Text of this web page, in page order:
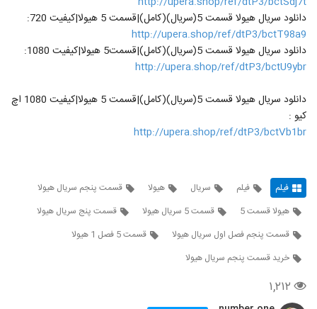
دانلود سریال هیولا قسمت 5(سریال)(کامل)|قسمت 5 هیولا|کیفیت 720:
http://upera.shop/ref/dtP3/bctT98a9
دانلود سریال هیولا قسمت 5(سریال)(کامل)|قسمت5 هیولا|کیفیت 1080:
http://upera.shop/ref/dtP3/bctU9ybr
دانلود سریال هیولا قسمت 5(سریال)(کامل)|قسمت 5 هیولا|کیفیت 1080 اچ
کیو :
http://upera.shop/ref/dtP3/bctVb1br
فیلم فیلم سریال هیولا
قسمت پنجم سریال هیولا
هیولا قسمت 5
قسمت 5 سریال هیولا
قسمت پنج سریال هیولا
قسمت پنجم فصل اول سریال هیولا
قسمت 5 فصل 1 هیولا
خرید قسمت پنجم سریال هیولا
۱,۲۱۲